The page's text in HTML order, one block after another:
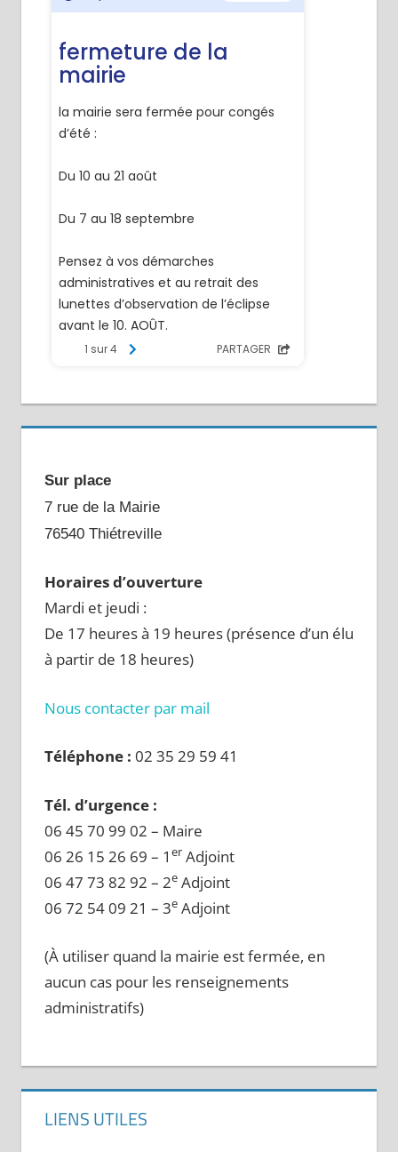
Sur place
7 rue de la Mairie
76540 Thiétreville
Horaires d’ouverture
Mardi et jeudi :
De 17 heures à 19 heures (présence d’un élu
à partir de 18 heures)
Nous contacter par mail
Téléphone : 02 35 29 59 41
Tél. d’urgence :
06 45 70 99 02 – Maire
06 26 15 26 69 – 1 erAdjoint
06 47 73 82 92 – 2eAdjoint
06 72 54 09 21 – 3eAdjoint
(À utiliser quand la mairie est fermée, en
aucun cas pour les renseignements
administratifs)
LIENS UTILES